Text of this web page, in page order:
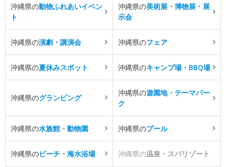
沖縄県の動物ふれあいイベン
ト
沖縄県の美術展・博物展・展
示会
沖縄県の演劇・講演会 沖縄県のフェア
沖縄県の夏休みスポット 沖縄県のキャンプ場・BBQ場
沖縄県のグランピング
沖縄県の遊園地・テーマパー
ク
沖縄県の水族館・動物園 沖縄県のプール
沖縄県のビーチ・海水浴場 沖縄県の温泉・スパリゾート